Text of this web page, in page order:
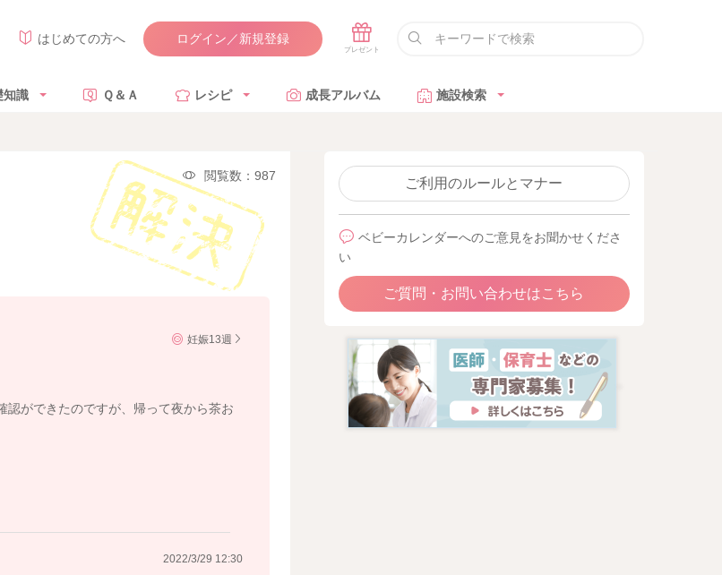
はじめての方へ ログイン／新規登録
知識 Ｑ＆Ａ レシピ 成長アルバム 施設検索
閲覧数：987
妊娠13週
認ができたのですが、帰って夜から茶お
2022/3/29 12:30
ご利用のルールとマナー
ベビーカレンダーへのご意見をお聞かせくださ
い
ご質問・お問い合わせはこちら